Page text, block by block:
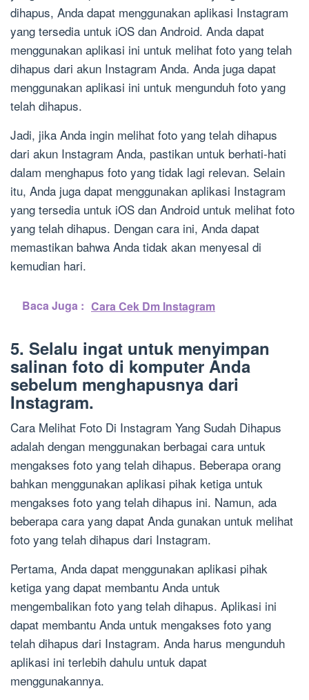
dihapus, Anda dapat menggunakan aplikasi Instagram
yang tersedia untuk iOS dan Android. Anda dapat
menggunakan aplikasi ini untuk melihat foto yang telah
dihapus dari akun Instagram Anda. Anda juga dapat
menggunakan aplikasi ini untuk mengunduh foto yang
telah dihapus.
Jadi, jika Anda ingin melihat foto yang telah dihapus
dari akun Instagram Anda, pastikan untuk berhati-hati
dalam menghapus foto yang tidak lagi relevan. Selain
itu, Anda juga dapat menggunakan aplikasi Instagram
yang tersedia untuk iOS dan Android untuk melihat foto
yang telah dihapus. Dengan cara ini, Anda dapat
memastikan bahwa Anda tidak akan menyesal di
kemudian hari.
Baca Juga : Cara Cek Dm Instagram
5. Selalu ingat untuk menyimpan
salinan foto di komputer Anda
sebelum menghapusnya dari
Instagram.
Cara Melihat Foto Di Instagram Yang Sudah Dihapus
adalah dengan menggunakan berbagai cara untuk
mengakses foto yang telah dihapus. Beberapa orang
bahkan menggunakan aplikasi pihak ketiga untuk
mengakses foto yang telah dihapus ini. Namun, ada
beberapa cara yang dapat Anda gunakan untuk melihat
foto yang telah dihapus dari Instagram.
Pertama, Anda dapat menggunakan aplikasi pihak
ketiga yang dapat membantu Anda untuk
mengembalikan foto yang telah dihapus. Aplikasi ini
dapat membantu Anda untuk mengakses foto yang
telah dihapus dari Instagram. Anda harus mengunduh
aplikasi ini terlebih dahulu untuk dapat
menggunakannya.